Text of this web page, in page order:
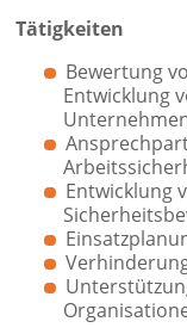
Tätigkeiten
Bewertung
Entwicklung
Entwicklung